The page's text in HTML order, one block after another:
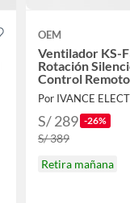
OEM
Ventilador KS-
Rotación
Control Remoto
Programable
S/ 289 -26%
S/ 389
Retira mañana